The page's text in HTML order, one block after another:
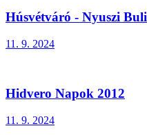
Húsvétváró - Nyuszi Buli
11. 9. 2024
Hidvero Napok 2012
11. 9. 2024